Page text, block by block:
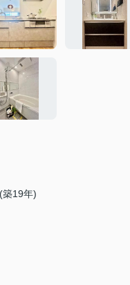
築19年)